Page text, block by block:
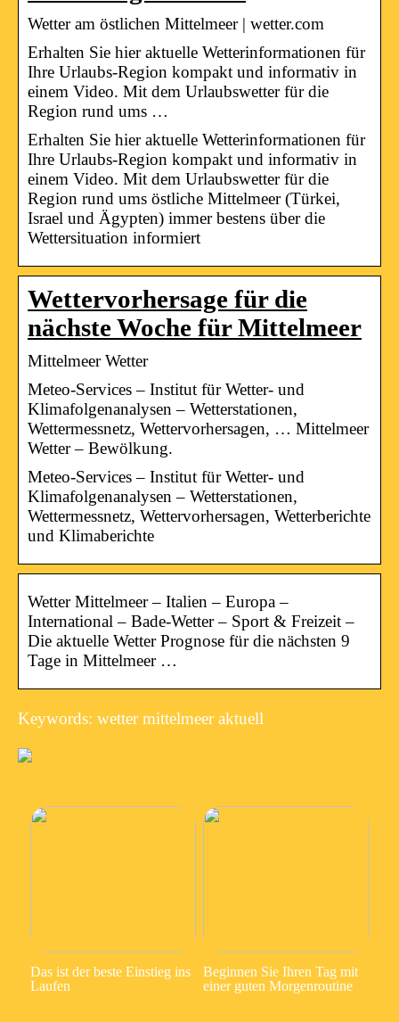
Wetter am östlichen Mittelmeer | wetter.com
Erhalten Sie hier aktuelle Wetterinformationen für
Ihre Urlaubs-Region kompakt und informativ in
einem Video. Mit dem Urlaubswetter für die
Region rund ums …
Erhalten Sie hier aktuelle Wetterinformationen für
Ihre Urlaubs-Region kompakt und informativ in
einem Video. Mit dem Urlaubswetter für die
Region rund ums östliche Mittelmeer (Türkei,
Israel und Ägypten) immer bestens über die
Wettersituation informiert
Wettervorhersage für die
nächste Woche für Mittelmeer
Mittelmeer Wetter
Meteo-Services – Institut für Wetter- und
Klimafolgenanalysen – Wetterstationen,
Wettermessnetz, Wettervorhersagen, … Mittelmeer
Wetter – Bewölkung.
Meteo-Services – Institut für Wetter- und
Klimafolgenanalysen – Wetterstationen,
Wettermessnetz, Wettervorhersagen, Wetterberichte
und Klimaberichte
Wetter Mittelmeer – Italien – Europa –
International – Bade-Wetter – Sport & Freizeit –
Die aktuelle Wetter Prognose für die nächsten 9
Tage in Mittelmeer …
Keywords: wetter mittelmeer aktuell
Das ist der beste Einstieg ins
Laufen
Beginnen Sie Ihren Tag mit
einer guten Morgenroutine